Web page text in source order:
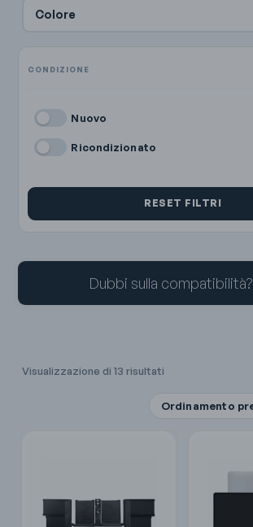
Colore
Nuovo
Ricondizionato
RESET FILTRI
Dubbi sulla compatibilità?
Visualizzazione di 13 risultati